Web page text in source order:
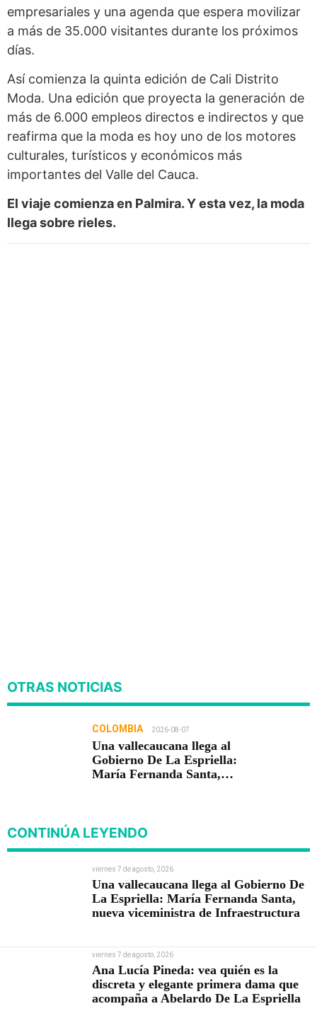
empresariales y una agenda que espera movilizar
a más de 35.000 visitantes durante los próximos
días.
Así comienza la quinta edición de Cali Distrito
Moda. Una edición que proyecta la generación de
más de 6.000 empleos directos e indirectos y que
reafirma que la moda es hoy uno de los motores
culturales, turísticos y económicos más
importantes del Valle del Cauca.
El viaje comienza en Palmira. Y esta vez, la moda
llega sobre rieles.
OTRAS NOTICIAS
COLOMBIA 2026-08-07
Una vallecaucana llega al
Gobierno De La Espriella:
María Fernanda Santa,
CONTINÚA LEYENDO
viernes 7 de agosto, 2026
Una vallecaucana llega al Gobierno De
La Espriella: María Fernanda Santa,
nueva viceministra de Infraestructura
viernes 7 de agosto, 2026
Ana Lucía Pineda: vea quién es la
discreta y elegante primera dama que
acompaña a Abelardo De La Espriella